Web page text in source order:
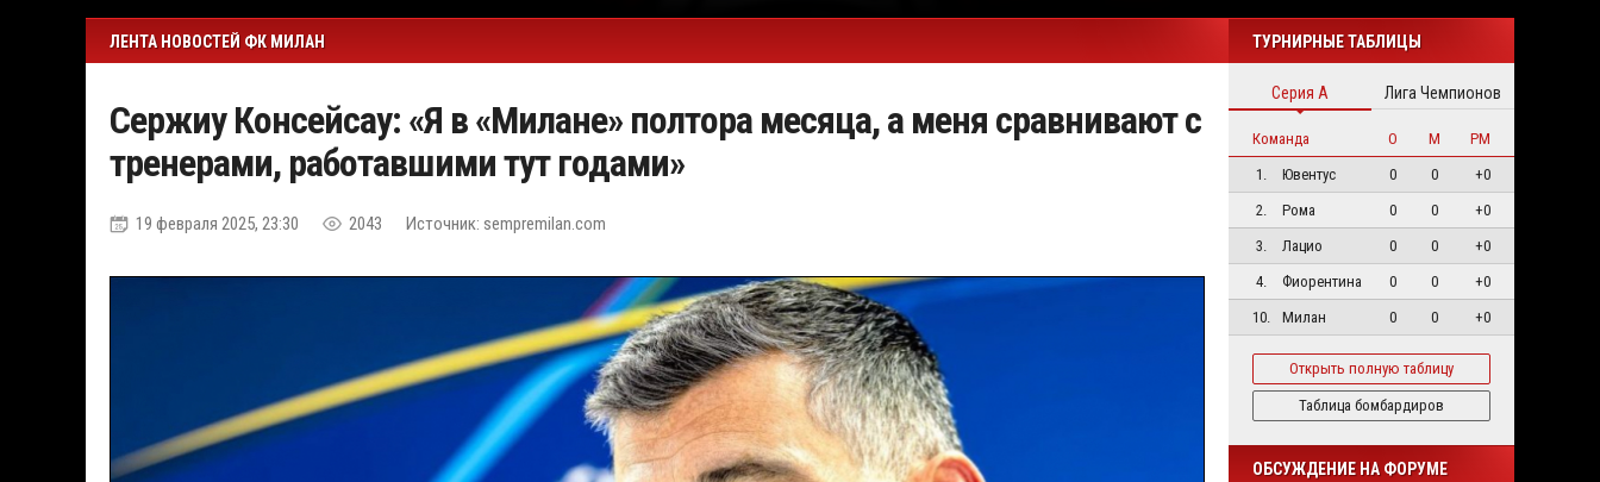
ЛЕНТА НОВОСТЕЙ ФК МИЛАН
Сержиу Консейсау: «Я в «Милане» полтора месяца, а меня сравнивают с
тренерами, работавшими тут годами»
19 февраля 2025, 23:30 2043 Источник: sempremilan.com
ТУРНИРНЫЕ ТАБЛИЦЫ
Серия А Лига Чемпионов
Команда О М
РМ
1.
Ювентус 0 0
+0
2.
Рома 0 0
+0
3.
Лацио 0 0
+0
4.
Фиорентина 0 0
+0
10.
Милан 0 0 +0
Открыть полную таблицу
Таблица бомбардиров
ОБСУЖДЕНИЕ НА ФОРУМЕ